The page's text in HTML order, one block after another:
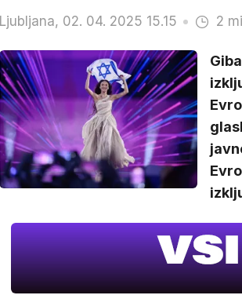
Ljubljana, 02. 04. 2025 15.15 2